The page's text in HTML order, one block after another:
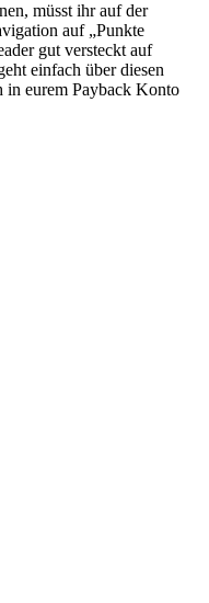
müsst ihr auf der
auf „Punkte
gut versteckt auf
einfach über diesen
in eurem Payback Konto